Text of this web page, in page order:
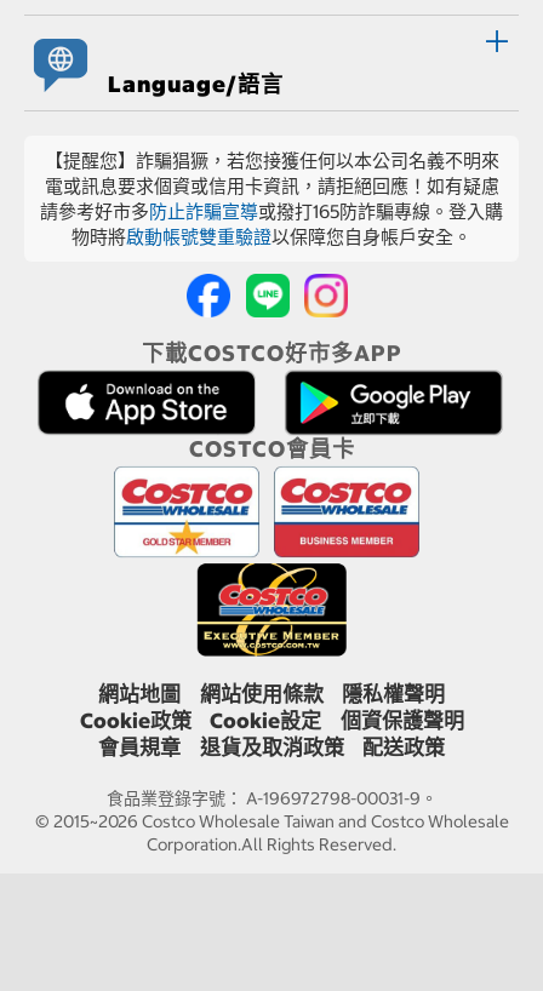
Language/語言
【提醒您】詐騙猖獗，若您接獲任何以本公司名義不明來
電或訊息要求個資或信用卡資訊，請拒絕回應！如有疑慮
請參考好市多防止詐騙宣導或撥打165防詐騙專線。登入購
物時將啟動帳號雙重驗證以保障您自身帳戶安全。
下載COSTCO好市多APP
COSTCO會員卡
網站地圖 網站使用條款
隱私權聲明
Cookie政策
Cookie設定
個資保護聲明
會員規章
退貨及取消政策 配送政策
食品業登錄字號： A-196972798-00031-9。
© 2015~2026 Costco Wholesale Taiwan and Costco Wholesale
Corporation.All Rights Reserved.